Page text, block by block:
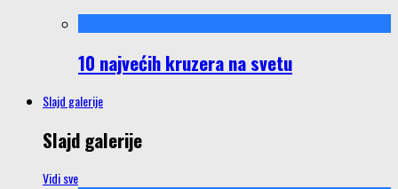
10 najvećih kruzera na svetu
Slajd galerije
Slajd galerije
Vidi sve